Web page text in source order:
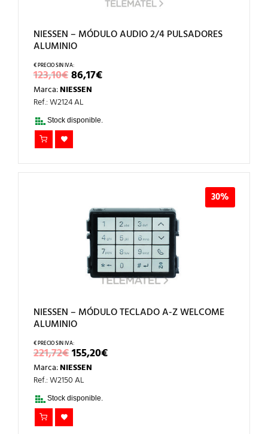
NIESSEN – MÓDULO AUDIO 2/4 PULSADORES
ALUMINIO
123,10€EL
PRECIO
ORIGINAL
ERA:
123,10€.
86,17€EL
PRECIO
Marca:NIESSEN
Ref.: W2124 AL
Stock disponible.
30%
NIESSEN – MÓDULO TECLADO A-Z WELCOME
ALUMINIO
221,72€EL
PRECIO
ORIGINAL
ERA:
221,72€.
155,20€EL
PRECIO
Marca:NIESSEN
Ref.: W2150 AL
Stock disponible.